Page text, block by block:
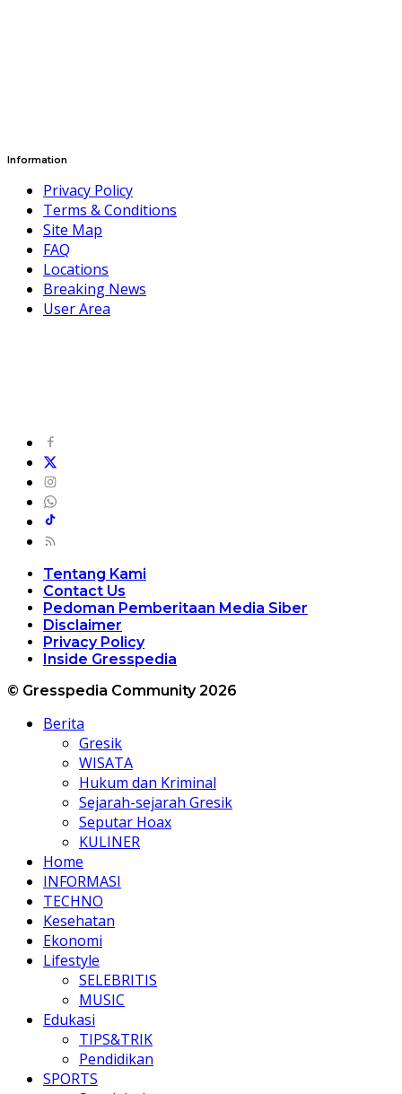
Information
Privacy Policy
Terms & Conditions
Site Map
FAQ
Locations
Breaking News
User Area
Tentang Kami
Contact Us
Pedoman Pemberitaan Media Siber
Disclaimer
Privacy Policy
Inside Gresspedia
© Gresspedia Community 2026
Berita
Gresik
WISATA
Hukum dan Kriminal
Sejarah-sejarah Gresik
Seputar Hoax
KULINER
Home
INFORMASI
TECHNO
Kesehatan
Ekonomi
Lifestyle
SELEBRITIS
MUSIC
Edukasi
TIPS&TRIK
Pendidikan
SPORTS